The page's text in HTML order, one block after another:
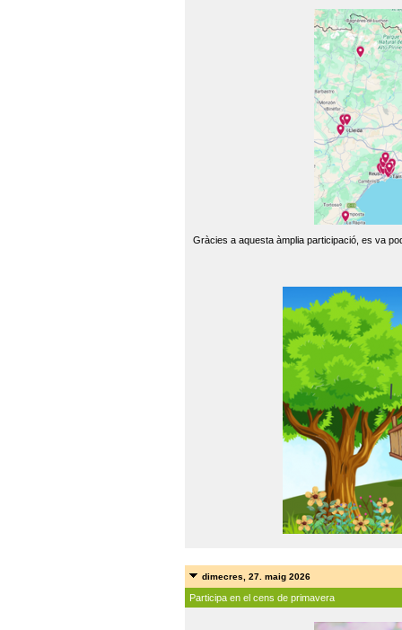
Gràcies a aquesta àmplia participació, es va
dimecres, 27. maig 2026
Participa en el cens de primavera